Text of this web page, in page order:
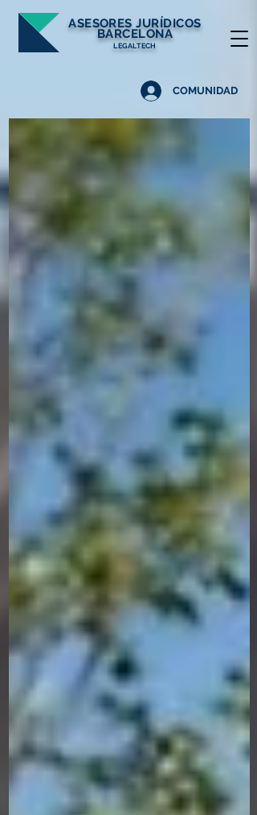
ASESORESJURÍDICOS
BARCELONA
LEGALTECH
COMUNIDAD